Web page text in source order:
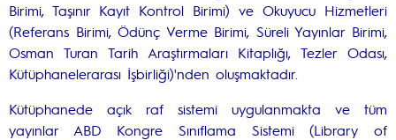
Birimi, Taşınır Kayıt Kontrol Birimi) ve Okuyucu Hizmetleri
(Referans Birimi, Ödünç Verme Birimi, Süreli Yayınlar Birimi,
Osman Turan Tarih Araştırmaları Kitaplığı, Tezler Odası,
Kütüphanelerarası İşbirliği)'nden oluşmaktadır.
Kütüphanede açık raf sistemi uygulanmakta ve tüm
yayınlar ABD Kongre Sınıflama Sistemi (Library of